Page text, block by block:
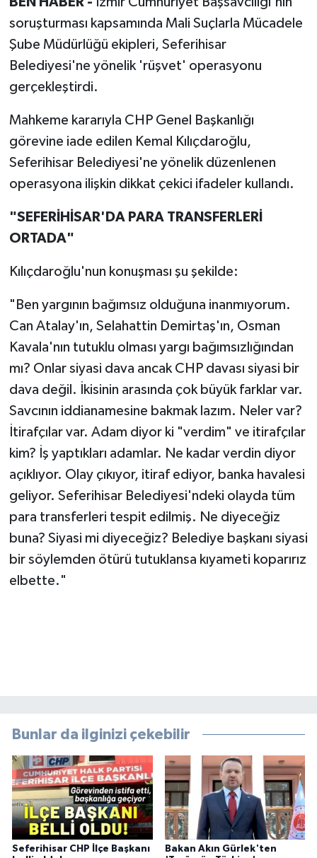
soruşturması kapsamında Mali Suçlarla Mücadele
Şube Müdürlüğü ekipleri, Seferihisar
Belediyesi'ne yönelik 'rüşvet' operasyonu
gerçekleştirdi.
Mahkeme kararıyla CHP Genel Başkanlığı
görevine iade edilen Kemal Kılıçdaroğlu,
Seferihisar Belediyesi'ne yönelik düzenlenen
operasyona ilişkin dikkat çekici ifadeler kullandı.
"SEFERİHİSAR'DA PARA TRANSFERLERİ
ORTADA"
Kılıçdaroğlu'nun konuşması şu şekilde:
"Ben yargının bağımsız olduğuna inanmıyorum.
Can Atalay'ın, Selahattin Demirtaş'ın, Osman
Kavala'nın tutuklu olması yargı bağımsızlığından
mı? Onlar siyasi dava ancak CHP davası siyasi bir
dava değil. İkisinin arasında çok büyük farklar var.
Savcının iddianamesine bakmak lazım. Neler var?
İtirafçılar var. Adam diyor ki "verdim" ve itirafçılar
kim? İş yaptıkları adamlar. Ne kadar verdin diyor
açıklıyor. Olay çıkıyor, itiraf ediyor, banka havalesi
geliyor. Seferihisar Belediyesi'ndeki olayda tüm
para transferleri tespit edilmiş. Ne diyeceğiz
buna? Siyasi mi diyeceğiz? Belediye başkanı siyasi
bir söylemden ötürü tutuklansa kıyameti koparırız
elbette."
Bunlar da ilginizi çekebilir
Seferihisar CHP İlçe Başkanı
Bakan Akın Gürlek'ten